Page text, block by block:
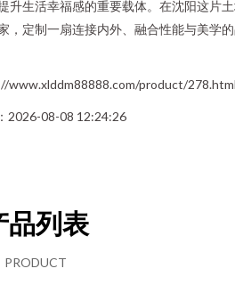
升生活幸福感的重要载体。在沈阳这片
，定制一扇连接内外、融合性能与美学
www.xlddm88888.com/product/
2026-08-08 12:24:26
品列表
PRODUCT